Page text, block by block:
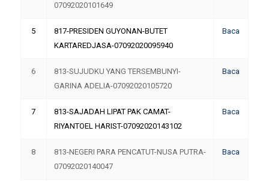
07092020101649
5
817-PRESIDEN GUYONAN-BUTET
KARTAREDJASA-07092020095940
Baca
6
813-SUJUDKU YANG TERSEMBUNYI-
GARINA ADELIA-07092020105720
Baca
7
813-SAJADAH LIPAT PAK CAMAT-
RIYANTOEL HARIST-07092020143102
Baca
8
813-NEGERI PARA PENCATUT-NUSA PUTRA-
07092020140047
Baca